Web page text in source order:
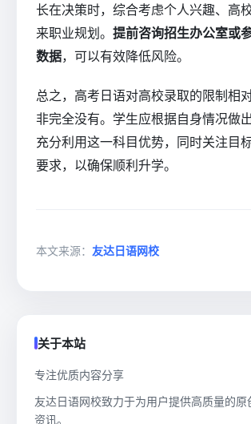
长在决策时，综合考虑个人兴趣、高
来职业规划。 提前咨询招生办公室或
数据，可以有效降低风险。
总之，高考日语对高校录取的限制相
非完全没有。学生应根据自身情况做
充分利用这一科目优势，同时关注目
要求，以确保顺利升学。
本文来源： 友达日语网校
关于本站
专注优质内容分享
友达日语网校致力于为用户提供高质量的原
资讯。